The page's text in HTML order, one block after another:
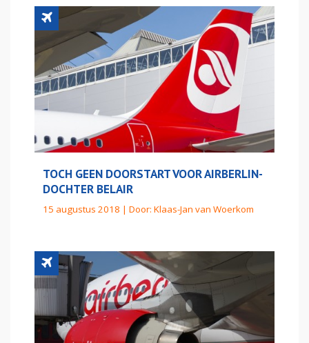
TOCH GEEN DOORSTART VOOR AIRBERLIN-
DOCHTER BELAIR
15 augustus 2018 | Door: Klaas-Jan van Woerkom